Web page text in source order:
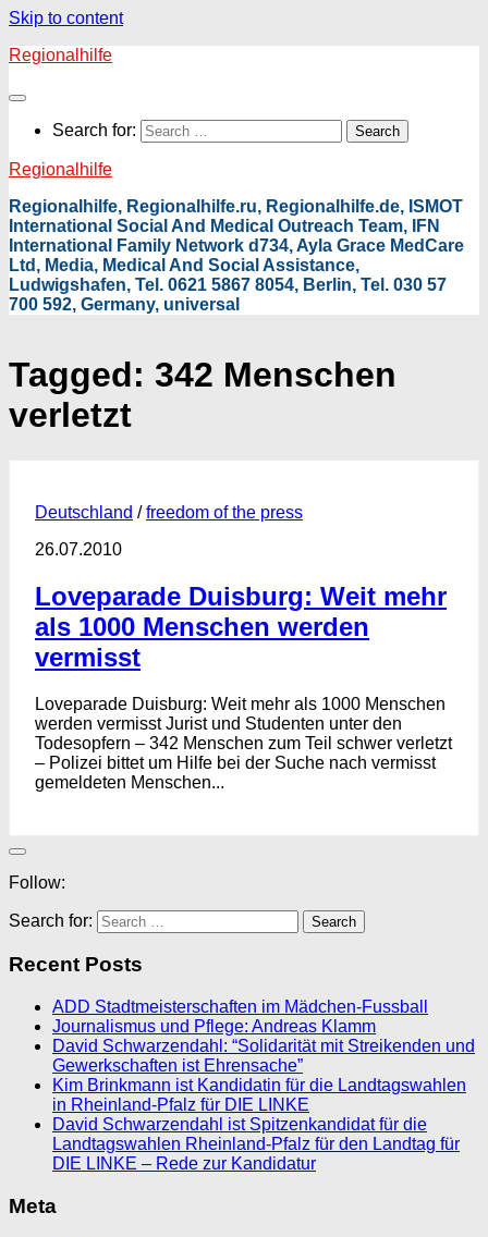
Skip to content
Regionalhilfe
Search for:
Regionalhilfe
Regionalhilfe, Regionalhilfe.ru, Regionalhilfe.de, ISMOT
International Social And Medical Outreach Team, IFN
International Family Network d734, Ayla Grace MedCare
Ltd, Media, Medical And Social Assistance,
Ludwigshafen, Tel. 0621 5867 8054, Berlin, Tel. 030 57
700 592, Germany, universal
Tagged: 342 Menschen
verletzt
Deutschland /freedom of the press
26.07.2010
Loveparade Duisburg: Weit mehr
als 1000 Menschen werden
vermisst
Loveparade Duisburg: Weit mehr als 1000 Menschen
werden vermisst Jurist und Studenten unter den
Todesopfern – 342 Menschen zum Teil schwer verletzt
– Polizei bittet um Hilfe bei der Suche nach vermisst
gemeldeten Menschen...
Follow:
Search for:
Recent Posts
ADD Stadtmeisterschaften im Mädchen-Fussball
Journalismus und Pflege: Andreas Klamm
David Schwarzendahl: “Solidarität mit Streikenden und
Gewerkschaften ist Ehrensache”
Kim Brinkmann ist Kandidatin für die Landtagswahlen
in Rheinland-Pfalz für DIE LINKE
David Schwarzendahl ist Spitzenkandidat für die
Landtagswahlen Rheinland-Pfalz für den Landtag für
DIE LINKE – Rede zur Kandidatur
Meta